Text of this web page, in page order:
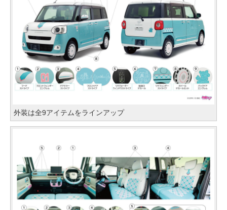
外装は全9アイテムをラインアップ